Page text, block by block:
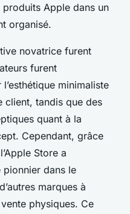
produits Apple dans un
organisé.
novatrice furent
furent
minimaliste
client, tandis que des
quant à la
Cependant, grâce
Store a
dans le
marques à
physiques. Ce